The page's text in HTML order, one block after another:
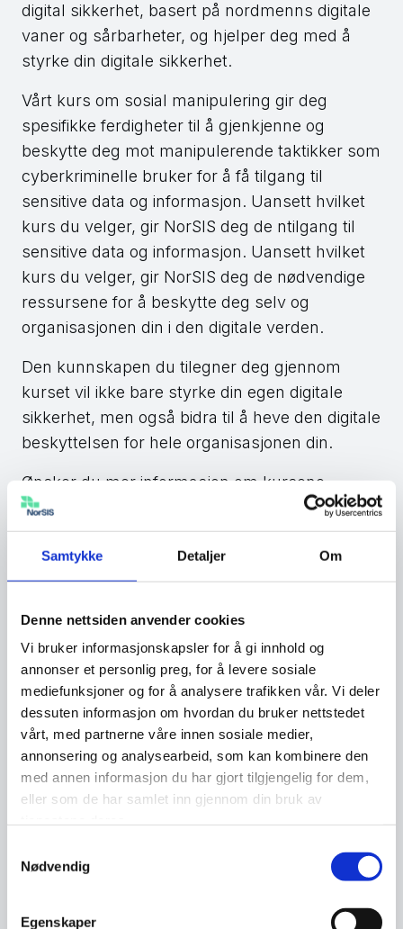
Samtykke Detaljer Om
Denne nettsiden anvender cookies
Vi bruker informasjonskapsler for å gi innhold og
annonser et personlig preg, for å levere sosiale
mediefunksjoner og for å analysere trafikken vår. Vi deler
dessuten informasjon om hvordan du bruker nettstedet
vårt, med partnerne våre innen sosiale medier,
annonsering og analysearbeid, som kan kombinere den
med annen informasjon du har gjort tilgjengelig for dem,
eller som de har samlet inn gjennom din bruk av
Nødvendig
Egenskaper
digital sikkerhet, basert på nordmenns digitale
vaner og sårbarheter, og hjelper deg med å
styrke din digitale sikkerhet.
Vårt kurs om sosial manipulering gir deg
spesifikke ferdigheter til å gjenkjenne og
beskytte deg mot manipulerende taktikker som
cyberkriminelle bruker for å få tilgang til
sensitive data og informasjon. Uansett hvilket
kurs du velger, gir NorSIS deg de ntilgang til
sensitive data og informasjon. Uansett hvilket
kurs du velger, gir NorSIS deg de nødvendige
ressursene for å beskytte deg selv og
organisasjonen din i den digitale verden.
Den kunnskapen du tilegner deg gjennom
kurset vil ikke bare styrke din egen digitale
sikkerhet, men også bidra til å heve den digitale
beskyttelsen for hele organisasjonen din.
Ønsker du mer informasjon om kursene,
gjennomføring og priser,
kontakt Tonje hos
Motimate.
Jeg ønsker å bestille opplæring
Årets temakurs for
sikkerhetsmåneden – sosial
manipulering
I årets temakurs for sikkerhetsmåneden
dykker vi dypt inn i emnet «Sosial
Manipulering». Dette kurset er skreddersydd
for å gi deg innsikt i de stadig mer sofistikerte